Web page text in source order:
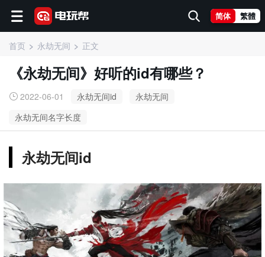
简体 繁體
首页 永劫无间 正文
《永劫无间》好听的id有哪些？
2022-06-01 永劫无间id
永劫无间
永劫无间名字长度
永劫无间id